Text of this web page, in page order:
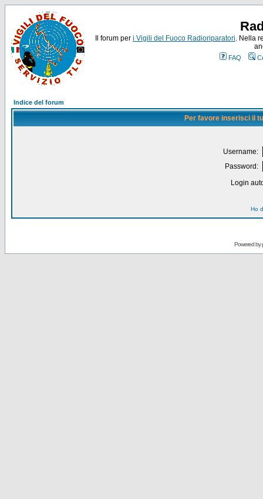
Il forum per i Vigili del Fuoco Radioriparatori. Nella
FAQ
Indice del forum
Per favore inserisci il
Username:
Password:
Login
Ho
Powered by